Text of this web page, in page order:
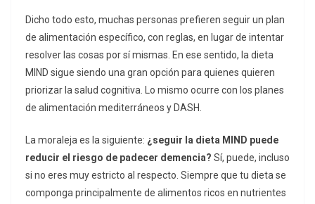
Dicho todo esto, muchas personas prefieren seguir un plan
de alimentación específico, con reglas, en lugar de intentar
resolver las cosas por sí mismas. En ese sentido, la dieta
MIND sigue siendo una gran opción para quienes quieren
priorizar la salud cognitiva. Lo mismo ocurre con los planes
de alimentación mediterráneos y DASH.
La moraleja es la siguiente: ¿seguir la dieta MIND puede
reducir el riesgo de padecer demencia? Sí, puede, incluso
si no eres muy estricto al respecto. Siempre que tu dieta se
componga principalmente de alimentos ricos en nutrientes